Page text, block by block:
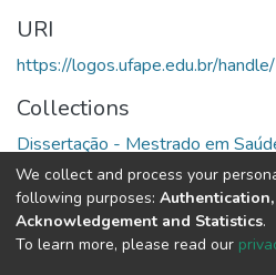
URI
https://logos.ufape.edu.br/
Collections
Dissertação - Mestrado em
Reprodução de Animais de
Full item page
We collect and process your
following purposes:
Acknowledgement and Statistics.
To learn more, please read our